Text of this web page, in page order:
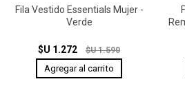
Fila Vestido Essentials Mujer -
Verde
$U 1.272 $U 1.590